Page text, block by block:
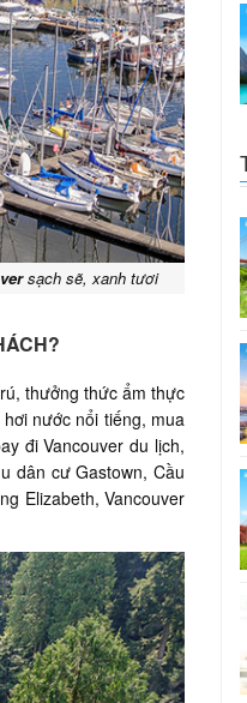
sạch sẽ, xanh tươi
thưởng thức ẩm thực
nước nổi tiếng, mua
đi Vancouver du lịch,
dân cư Gastown, Cầu
Elizabeth, Vancouver